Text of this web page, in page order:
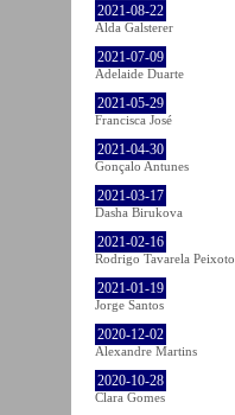
2021-08-22
Alda Galsterer
2021-07-09
Adelaide Duarte
2021-05-29
Francisca José
2021-04-30
Gonçalo Antunes
2021-03-17
Dasha Birukova
2021-02-16
Rodrigo Tavarela Peixoto
2021-01-19
Jorge Santos
2020-12-02
Alexandre Martins
2020-10-28
Clara Gomes